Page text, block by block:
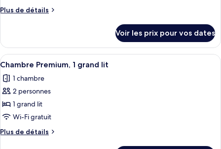
chambre :
grand
lit
Plus de détails
Plus
le
type
de
Chambre
Standard,
grand
lit
Voir les prix pour vos dates
Afficher
toutes
les
photos
pour
ce
type
de
Une chambre d’hôtel moderne,
5
Chambre Premium, 1 grand lit
1 chambre
2 personnes
1 grand lit
Wi-Fi gratuit
Plus de détails
Plus